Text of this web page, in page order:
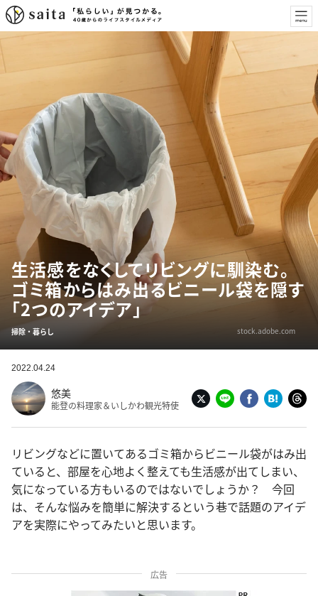
生活感をなくしてリビングに馴染む。
ゴミ箱からはみ出るビニール袋を隠す
「2つのアイデア」
掃除・暮らし stock.adobe.com
2022.04.24
悠美
能登の料理家＆いしかわ観光特使
リビングなどに置いてあるゴミ箱からビニール袋がはみ出
ていると、部屋を心地よく整えても生活感が出てしまい、
気になっている方もいるのではないでしょうか？ 今回
は、そんな悩みを簡単に解決するという巷で話題のアイデ
アを実際にやってみたいと思います。
広告